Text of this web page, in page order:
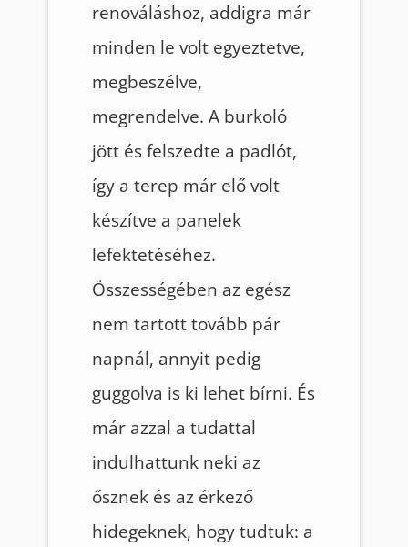
renováláshoz, addigra már
minden le volt egyeztetve,
megbeszélve,
megrendelve. A burkoló
jött és felszedte a padlót,
így a terep már elő volt
készítve a panelek
lefektetéséhez.
Összességében az egész
nem tartott tovább pár
napnál, annyit pedig
guggolva is ki lehet bírni. És
már azzal a tudattal
indulhattunk neki az
ősznek és az érkező
hidegeknek, hogy tudtuk: a